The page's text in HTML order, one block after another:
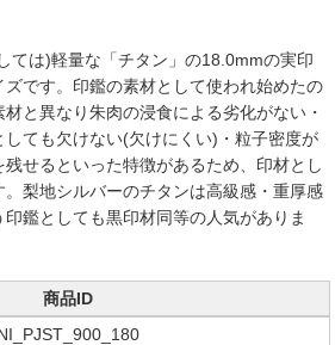
ては)軽量な「チタン」の18.0mmの実印
です。印鑑の素材として使われ始めたの
と異なり朱肉の浸食による劣化がない・
ても欠けない(欠けにくい)・粒子密度が
せるといった特徴があるため、印材とし
梨地シルバーのチタンは高級感・重厚感
鑑としても黒印材同等の人気がありま
商品ID